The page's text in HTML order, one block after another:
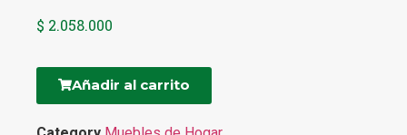
$ 2.058.000
Añadir al carrito